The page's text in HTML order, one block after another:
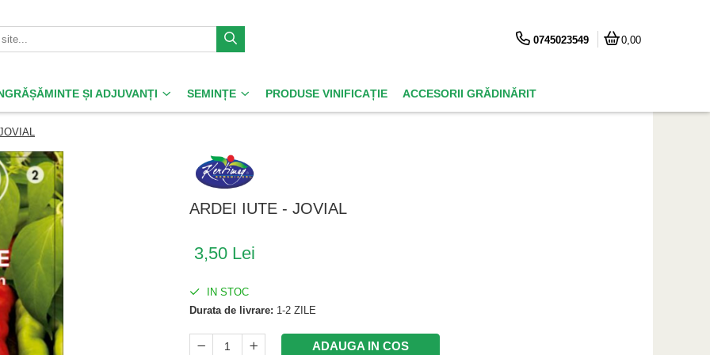
0745023549 0,00
ȘI ADJUVANȚI SEMINȚE PRODUSE VINIFICAȚIE ACCESORII GRĂDINĂRIT
ARDEI IUTE - JOVIAL
3,50 Lei
IN STOC
Durata de livrare: 1-2 ZILE
ADAUGA IN COS